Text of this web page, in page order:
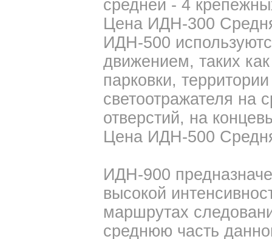
средней - 4
Цена ИДН-300
ИДН-500
движением, таких
парковки,
светоотражателя на
отверстий, на
Цена ИДН-500
ИДН-900
высокой
маршрутах
среднюю часть